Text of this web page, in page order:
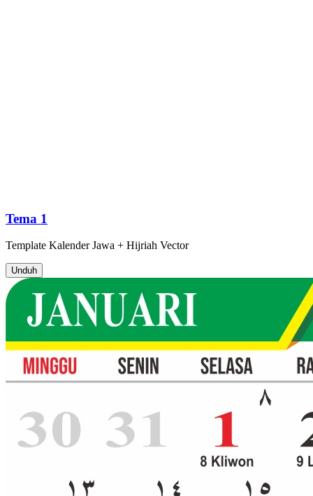
Tema 1
Template Kalender Jawa + Hijriah Vector
Unduh